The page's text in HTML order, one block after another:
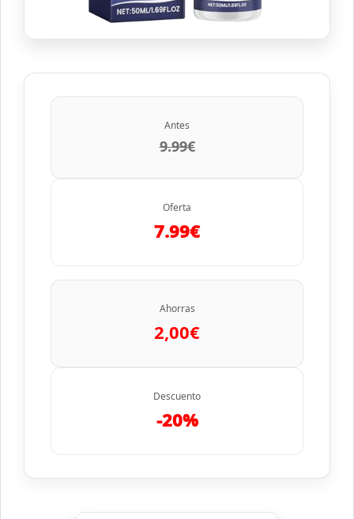
Antes
9.99€
Oferta
7.99€
Ahorras
2,00€
Descuento
-20%